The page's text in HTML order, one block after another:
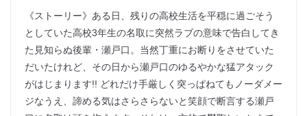
《ストーリー》ある日、残りの高校生活を平穏に過ごそう
としていた高校3年生の名取に突然ラブの意味で告白してき
た見知らぬ後輩・瀬戸口。当然丁重にお断りをさせていた
だいたけれど、その日から瀬戸口のゆるやかな猛アタック
がはじまります!! どれだけ手厳しく突っぱねてもノーダメー
ジなうえ、諦める気はさらさらないと笑顔で断言する瀬戸